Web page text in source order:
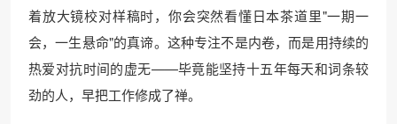
着放大镜校对样稿时，你会突然看懂日本茶道里"一期一
会，一生悬命"的真谛。这种专注不是内卷，而是用持续的
热爱对抗时间的虚无——毕竟能坚持十五年每天和词条较
劲的人，早把工作修成了禅。